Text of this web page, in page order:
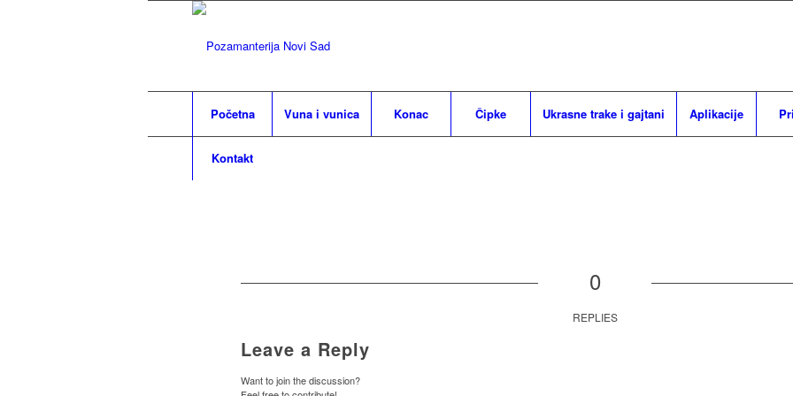
Početna Vuna i vunica Konac Čipke Ukrasne trake i gajtani Aplikacije
Kontakt
0
REPLIES
Leave a Reply
Want to join the discussion?